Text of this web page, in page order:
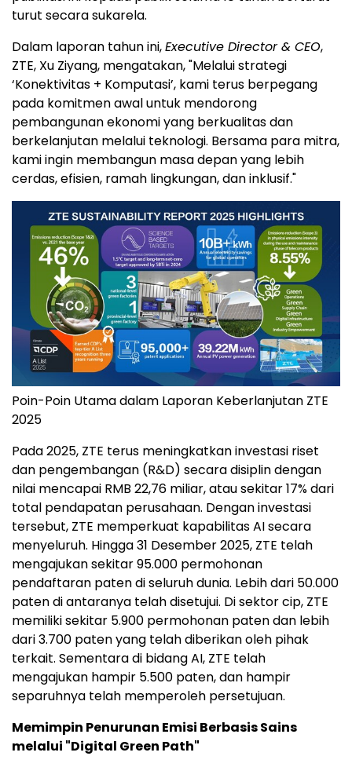
turut secara sukarela.
Dalam laporan tahun ini,Executive Director & CEO,
ZTE, Xu Ziyang, mengatakan, "Melalui strategi
‘Konektivitas + Komputasi’, kami terus berpegang
pada komitmen awal untuk mendorong
pembangunan ekonomi yang berkualitas dan
berkelanjutan melalui teknologi. Bersama para mitra,
kami ingin membangun masa depan yang lebih
cerdas, efisien, ramah lingkungan, dan inklusif."
Poin-Poin Utama dalam Laporan Keberlanjutan ZTE
2025
Pada 2025, ZTE terus meningkatkan investasi riset
dan pengembangan (R&D) secara disiplin dengan
nilai mencapai RMB 22,76 miliar, atau sekitar 17% dari
total pendapatan perusahaan. Dengan investasi
tersebut, ZTE memperkuat kapabilitas AI secara
menyeluruh. Hingga 31 Desember 2025, ZTE telah
mengajukan sekitar 95.000 permohonan
pendaftaran paten di seluruh dunia. Lebih dari 50.000
paten di antaranya telah disetujui. Di sektor cip, ZTE
memiliki sekitar 5.900 permohonan paten dan lebih
dari 3.700 paten yang telah diberikan oleh pihak
terkait. Sementara di bidang AI, ZTE telah
mengajukan hampir 5.500 paten, dan hampir
separuhnya telah memperoleh persetujuan.
Memimpin Penurunan Emisi Berbasis Sains
melalui "Digital Green Path"